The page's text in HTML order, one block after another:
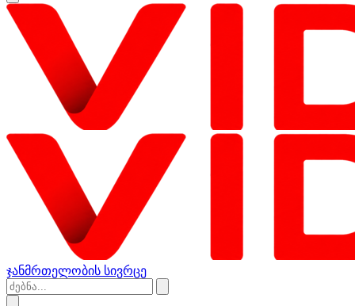
ჯანმრთელობის სივრცე